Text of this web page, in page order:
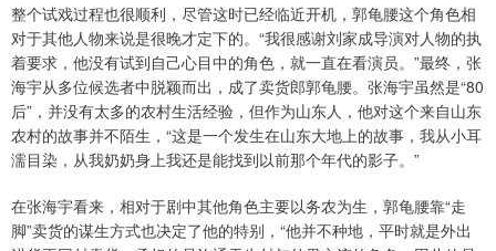
整个试戏过程也很顺利，尽管这时已经临近开机，郭龟腰这个角色相
对于其他人物来说是很晚才定下的。“我很感谢刘家成导演对人物的执
着要求，他没有试到自己心目中的角色，就一直在看演员。”最终，张
海宇从多位候选者中脱颖而出，成了卖货郎郭龟腰。张海宇虽然是“80
后”，并没有太多的农村生活经验，但作为山东人，他对这个来自山东
农村的故事并不陌生，“这是一个发生在山东大地上的故事，我从小耳
濡目染，从我奶奶身上我还是能找到以前那个年代的影子。”
在张海宇看来，相对于剧中其他角色主要以务农为生，郭龟腰靠“走
脚”卖货的谋生方式也决定了他的特别，“他并不种地，平时就是外出